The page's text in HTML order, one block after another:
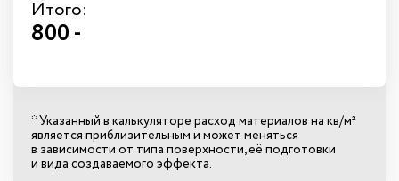
Итого:
800 -
* Указанный в калькуляторе расход материалов на кв/м²
является приблизительным и может меняться
в зависимости от типа поверхности, её подготовки
и вида создаваемого эффекта.